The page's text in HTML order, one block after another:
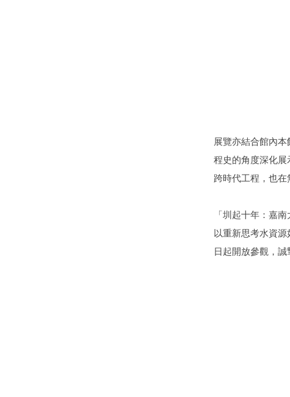
展覽亦結合館內
程史的角度深化
跨時代工程，也在
「圳起十年：嘉
以重新思考水資
日起開放參觀，